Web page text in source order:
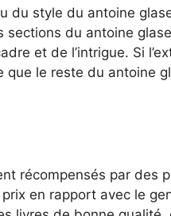
du style du antoine
du antoine
et de l’intrigue. Si
le reste du antoine
récompensés par des
en rapport avec le